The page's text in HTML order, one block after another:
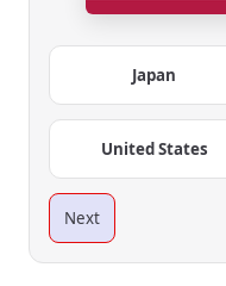
Japan
United States
Next